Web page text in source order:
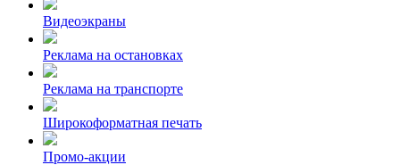
Видеоэкраны
Реклама на остановках
Реклама на транспорте
Широкоформатная печать
Промо-акции